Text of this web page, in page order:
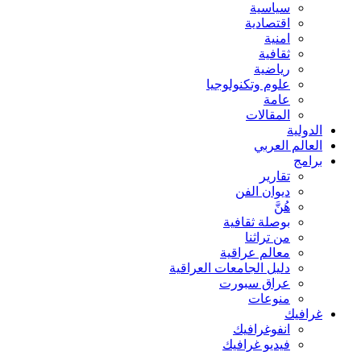
سياسية
اقتصادية
امنية
ثقافية
رياضية
علوم وتكنولوجيا
عامة
المقالات
الدولية
العالم العربي
برامج
تقارير
ديوان الفن
هُنَّ
بوصلة ثقافية
من تراثنا
معالم عراقية
دليل الجامعات العراقية
عراق سبورت
منوعات
غرافيك
انفوغرافيك
فيديو غرافيك